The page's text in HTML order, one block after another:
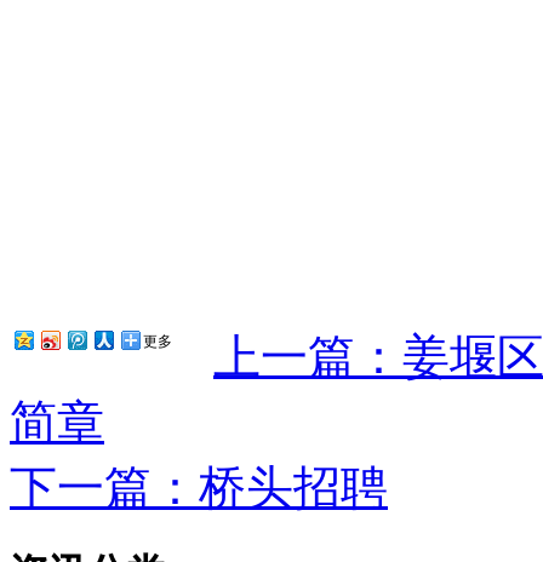
更多
上一篇：姜堰
简章
下一篇：桥头招聘